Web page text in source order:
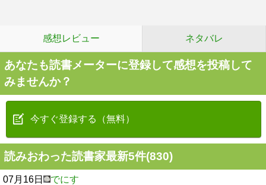
感想レビュー ネタバレ
あなたも読書メーターに登録して感想を投稿して
みませんか？
今すぐ登録する（無料）
読みおわった読書家最新5件(830)
07月16日 でにす